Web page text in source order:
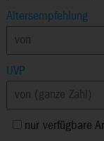
Altersempfehlung
UVP
nur verfügbare